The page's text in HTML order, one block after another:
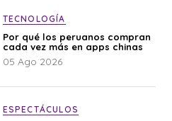
TECNOLOGÍA
Por qué los peruanos compran
cada vez más en apps chinas
05 Ago 2026
ESPECTÁCULOS